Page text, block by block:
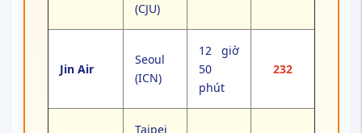
(CJU)
Jin Air
Seoul
(ICN)
12 giờ
50
phút
232
Taipei